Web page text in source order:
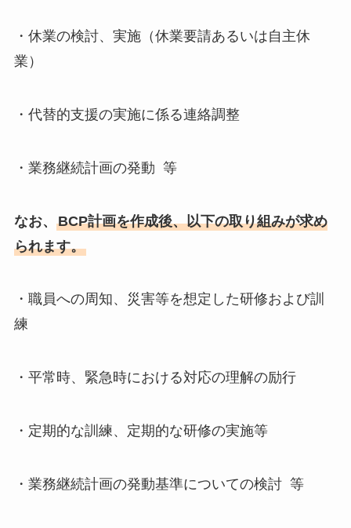
・休業の検討、実施（休業要請あるいは自主休
業）
・代替的支援の実施に係る連絡調整
・業務継続計画の発動 等
なお、 BCP計画を作成後、以下の取り組みが求め
られます。
・職員への周知、災害等を想定した研修および訓
練
・平常時、緊急時における対応の理解の励行
・定期的な訓練、定期的な研修の実施等
・業務継続計画の発動基準についての検討 等